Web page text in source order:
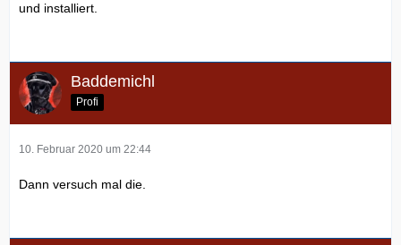
und installiert.
Baddemichl
Profi
10. Februar 2020 um 22:44
Dann versuch mal die.